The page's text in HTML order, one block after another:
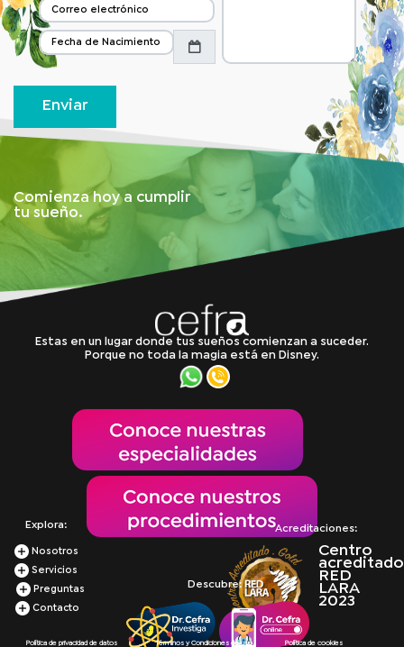
Enviar
Comienza hoy a cumplir
tu sueño.
Estas en un lugar donde tus sueños comienzan a suceder.
Porque no toda la magia está en Disney.
Acreditaciones:
Centro
acreditado
RED
LARA
2023
Descubre:
Explora:
Nosotros
Servicios
Preguntas
Contacto
Política de privacidad de datos Términos y Condiciones de uso Política de cookies